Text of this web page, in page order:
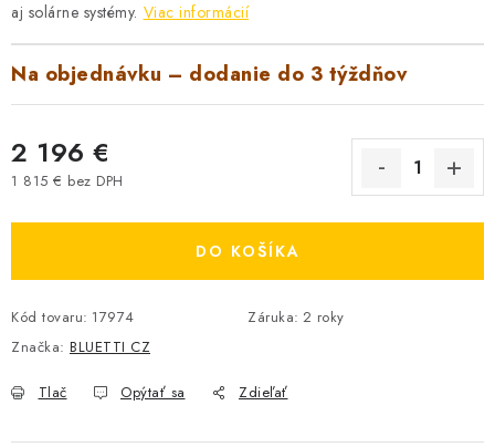
Obchodné podmienky
Zásady ochrany osobných údajov
Ceny přepravy
Kontakty
aj solárne systémy. Viac informácií
Na objednávku – dodanie do 3 týždňov
2 196 €
1 815 € bez DPH
DO KOŠÍKA
Kód tovaru: 17974 Záruka: 2 roky
Značka: BLUETTI CZ
Tlač Opýtať sa Zdieľať